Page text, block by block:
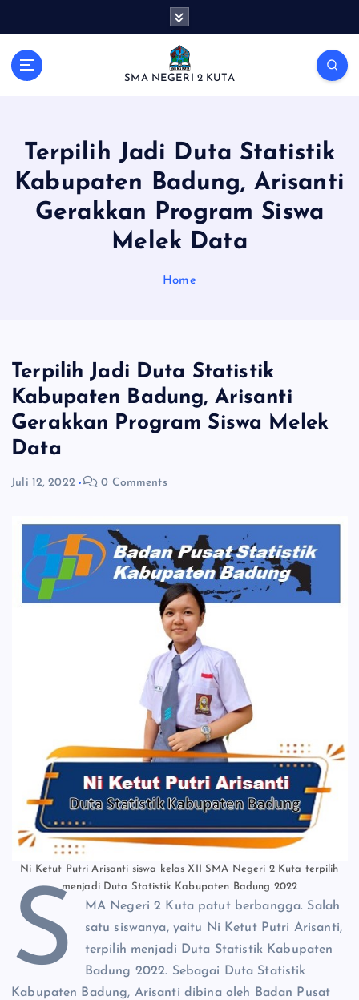
SMA NEGERI 2 KUTA
Terpilih Jadi Duta Statistik
Kabupaten Badung, Arisanti
Gerakkan Program Siswa
Melek Data
Home
Terpilih Jadi Duta Statistik
Kabupaten Badung, Arisanti
Gerakkan Program Siswa Melek
Data
Juli 12, 2022 0 Comments
Ni Ketut Putri Arisanti siswa kelas XII SMA Negeri 2 Kuta terpilih
menjadi Duta Statistik Kabupaten Badung 2022
S
MA Negeri 2 Kuta patut berbangga. Salah
satu siswanya, yaitu Ni Ketut Putri Arisanti,
terpilih menjadi Duta Statistik Kabupaten
Badung 2022. Sebagai Duta Statistik
Kabupaten Badung, Arisanti dibina oleh Badan Pusat